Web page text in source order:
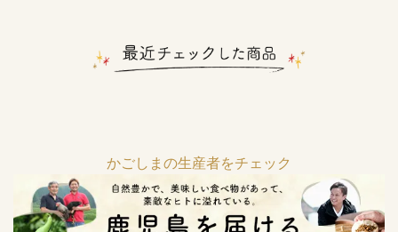
かごしまの生産者をチェック